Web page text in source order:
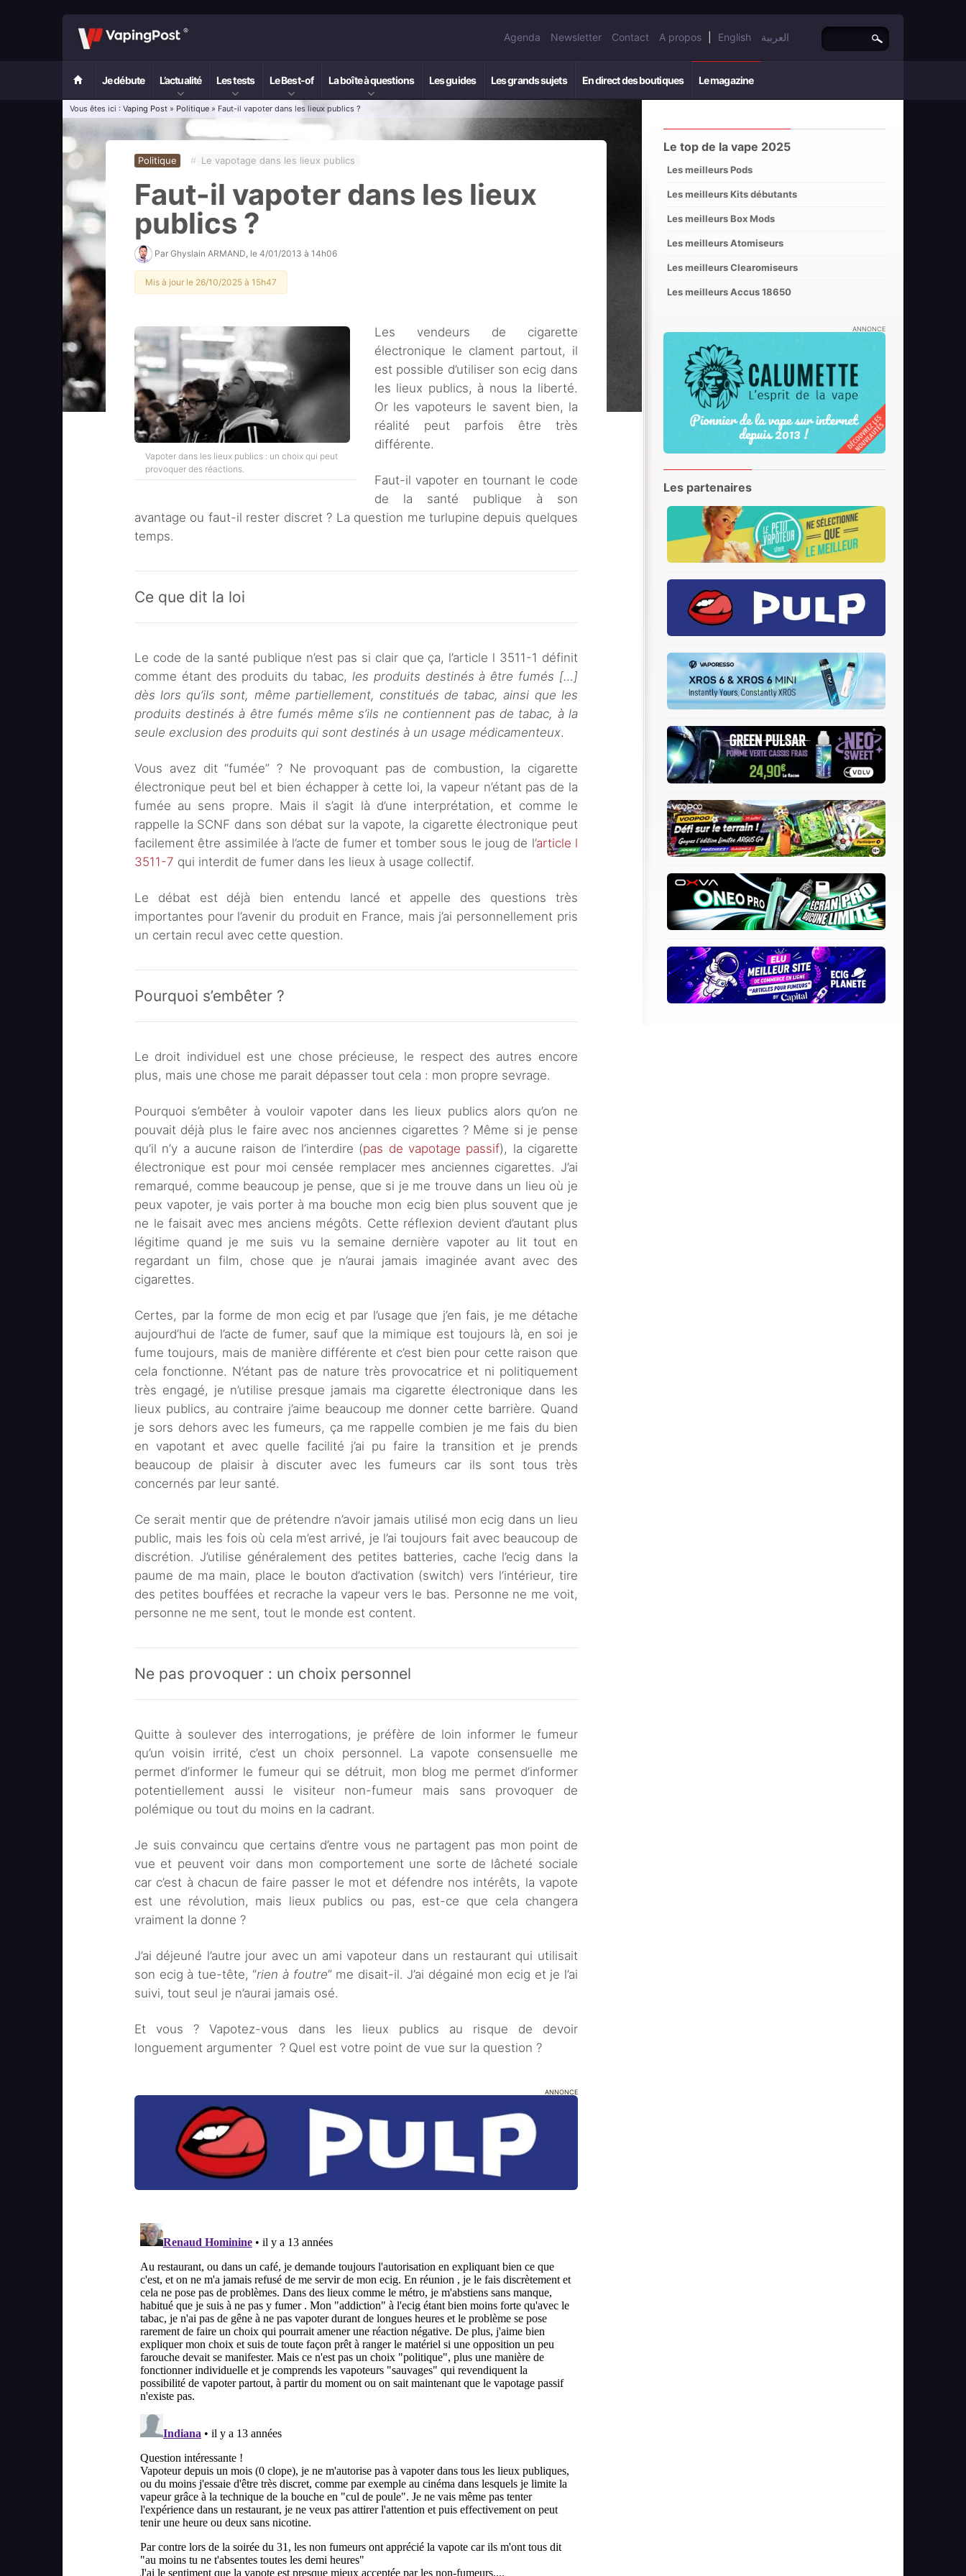
Agenda Newsletter Contact A propos English العربية
Je débute L’actualité Les tests Le Best-of La boîte à questions Les guides Les grands sujets En direct des boutiques Le magazine
Vous êtes ici : Vaping Post » Politique » Faut-il vapoter dans les lieux publics ?
Politique # Le vapotage dans les lieux publics
Faut-il vapoter dans les lieux
publics ?
Par Ghyslain ARMAND , le 4/01/2013 à 14h06
Mis à jour le 26/10/2025 à 15h47
Vapoter dans les lieux publics : un choix qui peut
provoquer des réactions.
Les vendeurs de cigarette
électronique le clament partout, il
est possible d’utiliser son ecig dans
les lieux publics, à nous la liberté.
Or les vapoteurs le savent bien, la
réalité peut parfois être très
différente.
Faut-il vapoter en tournant le code
de la santé publique à son
avantage ou faut-il rester discret ? La question me turlupine depuis quelques
temps.
Ce que dit la loi
Le code de la santé publique n’est pas si clair que ça, l’article l 3511-1 définit
comme étant des produits du tabac, les produits destinés à être fumés […]
dès lors qu’ils sont, même partiellement, constitués de tabac, ainsi que les
produits destinés à être fumés même s’ils ne contiennent pas de tabac, à la
seule exclusion des produits qui sont destinés à un usage médicamenteux.
Vous avez dit “fumée” ? Ne provoquant pas de combustion, la cigarette
électronique peut bel et bien échapper à cette loi, la vapeur n’étant pas de la
fumée au sens propre. Mais il s’agit là d’une interprétation, et comme le
rappelle la SCNF dans son débat sur la vapote, la cigarette électronique peut
facilement être assimilée à l’acte de fumer et tomber sous le joug de l’article l
3511-7 qui interdit de fumer dans les lieux à usage collectif.
Le débat est déjà bien entendu lancé et appelle des questions très
importantes pour l’avenir du produit en France, mais j’ai personnellement pris
un certain recul avec cette question.
Pourquoi s’embêter ?
Le droit individuel est une chose précieuse, le respect des autres encore
plus, mais une chose me parait dépasser tout cela : mon propre sevrage.
Pourquoi s’embêter à vouloir vapoter dans les lieux publics alors qu’on ne
pouvait déjà plus le faire avec nos anciennes cigarettes ? Même si je pense
qu’il n’y a aucune raison de l’interdire (pas de vapotage passif), la cigarette
électronique est pour moi censée remplacer mes anciennes cigarettes. J’ai
remarqué, comme beaucoup je pense, que si je me trouve dans un lieu où je
peux vapoter, je vais porter à ma bouche mon ecig bien plus souvent que je
ne le faisait avec mes anciens mégôts. Cette réflexion devient d’autant plus
légitime quand je me suis vu la semaine dernière vapoter au lit tout en
regardant un film, chose que je n’aurai jamais imaginée avant avec des
cigarettes.
Certes, par la forme de mon ecig et par l’usage que j’en fais, je me détache
aujourd’hui de l’acte de fumer, sauf que la mimique est toujours là, en soi je
fume toujours, mais de manière différente et c’est bien pour cette raison que
cela fonctionne. N’étant pas de nature très provocatrice et ni politiquement
très engagé, je n’utilise presque jamais ma cigarette électronique dans les
lieux publics, au contraire j’aime beaucoup me donner cette barrière. Quand
je sors dehors avec les fumeurs, ça me rappelle combien je me fais du bien
en vapotant et avec quelle facilité j’ai pu faire la transition et je prends
beaucoup de plaisir à discuter avec les fumeurs car ils sont tous très
concernés par leur santé.
Ce serait mentir que de prétendre n’avoir jamais utilisé mon ecig dans un lieu
public, mais les fois où cela m’est arrivé, je l’ai toujours fait avec beaucoup de
discrétion. J’utilise généralement des petites batteries, cache l’ecig dans la
paume de ma main, place le bouton d’activation (switch) vers l’intérieur, tire
des petites bouffées et recrache la vapeur vers le bas. Personne ne me voit,
personne ne me sent, tout le monde est content.
Ne pas provoquer : un choix personnel
Quitte à soulever des interrogations, je préfère de loin informer le fumeur
qu’un voisin irrité, c’est un choix personnel. La vapote consensuelle me
permet d’informer le fumeur qui se détruit, mon blog me permet d’informer
potentiellement aussi le visiteur non-fumeur mais sans provoquer de
polémique ou tout du moins en la cadrant.
Je suis convaincu que certains d’entre vous ne partagent pas mon point de
vue et peuvent voir dans mon comportement une sorte de lâcheté sociale
car c’est à chacun de faire passer le mot et défendre nos intérêts, la vapote
est une révolution, mais lieux publics ou pas, est-ce que cela changera
vraiment la donne ?
J’ai déjeuné l’autre jour avec un ami vapoteur dans un restaurant qui utilisait
son ecig à tue-tête, “rien à foutre” me disait-il. J’ai dégainé mon ecig et je l’ai
suivi, tout seul je n’aurai jamais osé.
Et vous ? Vapotez-vous dans les lieux publics au risque de devoir
longuement argumenter ? Quel est votre point de vue sur la question ?
ANNONCE
Le top de la vape 2025
Les meilleurs Pods
Les meilleurs Kits débutants
Les meilleurs Box Mods
Les meilleurs Atomiseurs
Les meilleurs Clearomiseurs
Les meilleurs Accus 18650
ANNONCE
Les partenaires